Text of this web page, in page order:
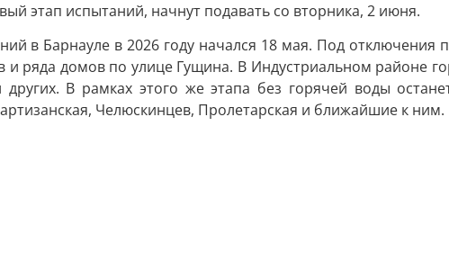
этап испытаний, начнут подавать со вторника, 2 июня.
в Барнауле в 2026 году начался 18 мая. Под
ряда домов по улице Гущина. В Индустриальном районе
В рамках этого же этапа без горячей воды
Челюскинцев, Пролетарская и ближайшие к ним.